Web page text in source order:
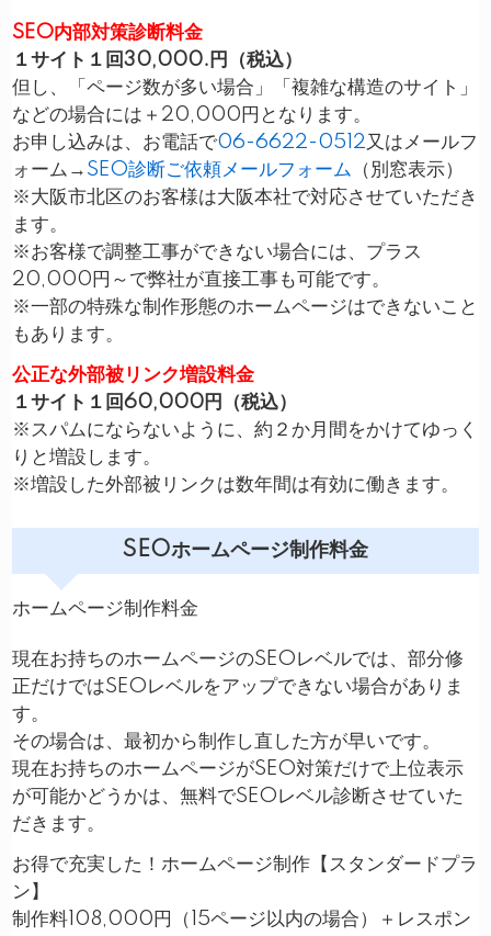
SEO内部対策診断料金
１サイト１回30,000.円（税込）
但し、「ページ数が多い場合」「複雑な構造のサイト」
などの場合には＋20,000円となります。
お申し込みは、お電話で06-6622-0512又はメールフ
ォーム→ SEO診断ご依頼メールフォーム （別窓表示）
※大阪市北区のお客様は大阪本社で対応させていただき
ます。
※お客様で調整工事ができない場合には、プラス
20,000円～で弊社が直接工事も可能です。
※一部の特殊な制作形態のホームページはできないこと
もあります。
公正な外部被リンク増設料金
１サイト１回60,000円（税込）
※スパムにならないように、約２か月間をかけてゆっく
りと増設します。
※増設した外部被リンクは数年間は有効に働きます。
SEOホームページ制作料金
ホームページ制作料金
現在お持ちのホームページのSEOレベルでは、部分修
正だけではSEOレベルをアップできない場合がありま
す。
その場合は、最初から制作し直した方が早いです。
現在お持ちのホームページがSEO対策だけで上位表示
が可能かどうかは、無料でSEOレベル診断させていた
だきます。
お得で充実した！ホームページ制作【スタンダードプラ
ン】
制作料108,000円（15ページ以内の場合）＋レスポン